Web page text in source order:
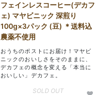
フェインレスコーヒー(デカフ
ェ) マヤビニック 深煎り
100g×3パック (豆) ＊送料込
農薬不使用
おうちのポストにお届け！マヤビ
ニックのおいしさをそのままに、
デカフェの概念を変える「本当に
おいしい」デカフェ。
SOLD OUT